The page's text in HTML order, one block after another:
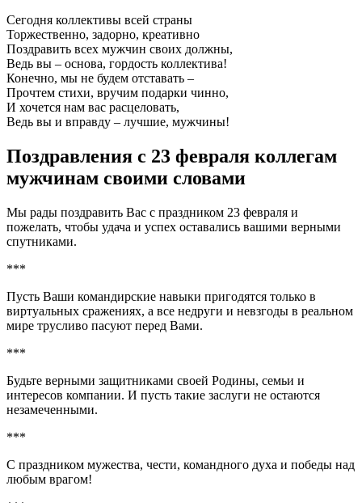
Сегодня коллективы всей страны
Торжественно, задорно, креативно
Поздравить всех мужчин своих должны,
Ведь вы – основа, гордость коллектива!
Конечно, мы не будем отставать –
Прочтем стихи, вручим подарки чинно,
И хочется нам вас расцеловать,
Ведь вы и вправду – лучшие, мужчины!
Поздравления с 23 февраля коллегам
мужчинам своими словами
Мы рады поздравить Вас с праздником 23 февраля и
пожелать, чтобы удача и успех оставались вашими верными
спутниками.
***
Пусть Ваши командирские навыки пригодятся только в
виртуальных сражениях, а все недруги и невзгоды в реальном
мире трусливо пасуют перед Вами.
***
Будьте верными защитниками своей Родины, семьи и
интересов компании. И пусть такие заслуги не остаются
незамеченными.
***
С праздником мужества, чести, командного духа и победы над
любым врагом!